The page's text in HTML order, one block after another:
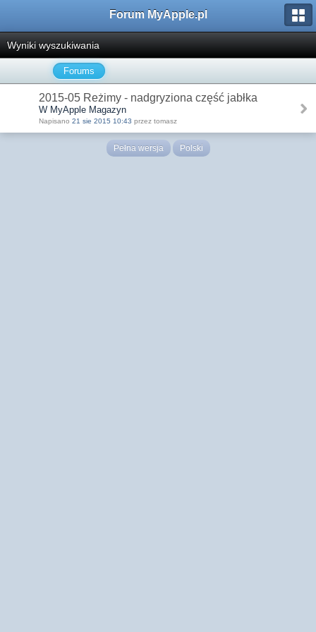
Forum MyApple.pl
Wyniki wyszukiwania
Forums
2015-05 Reżimy - nadgryziona część jabłka
W MyApple Magazyn
Napisano 21 sie 2015 10:43 przez tomasz
Pełna wersja Polski